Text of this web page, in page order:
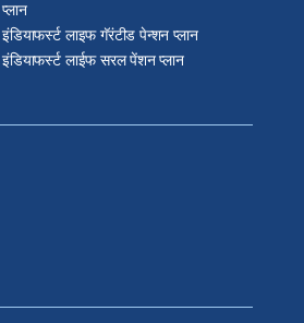
प्लान
इंडियाफर्स्ट लाइफ गॅरंटीड पेन्शन प्लान
इंडियाफर्स्ट लाईफ सरल पेंशन प्लान